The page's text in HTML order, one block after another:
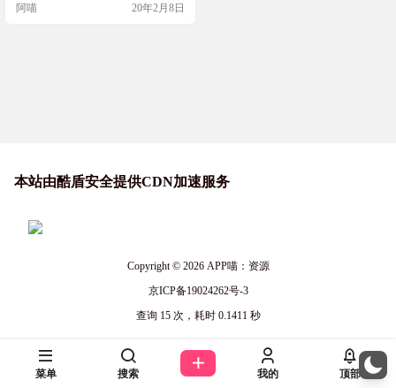
阿喵 20年2月8日
本站由酷盾安全提供CDN加速服务
Copyright © 2026APP喵：资源
京ICP备19024262号-3
查询 15 次，耗时 0.1411 秒
菜单 搜索 我的 顶部